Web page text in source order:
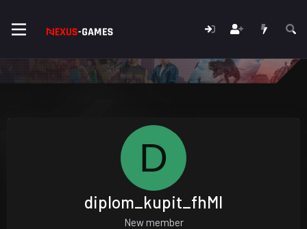
D
diplom_kupit_fhMl
New member